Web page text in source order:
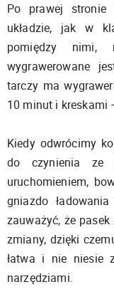
Po prawej
układzie, jak w
pomiędzy nimi,
wygrawerowane
tarczy ma
10 minut i
Kiedy odwrócimy
do czynienia ze
uruchomieniem,
gniazdo
zauważyć, że
zmiany, dzięki
łatwa i nie niesie
narzędziami.